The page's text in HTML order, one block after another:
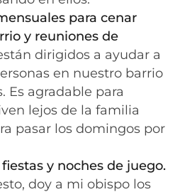
para cenar
y reuniones de
dirigidos a ayudar a
en nuestro barrio
Es agradable para
lejos de la familia
pasar los domingos por
y noches de juego.
doy a mi obispo los